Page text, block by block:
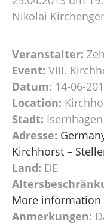
Nikolai
Veranstalter:
Event: VIII.
Datum: 14-06-
Location:
Stadt:
Adresse:
Kirchhorst –
Land: DE
More information
Anmerkungen: